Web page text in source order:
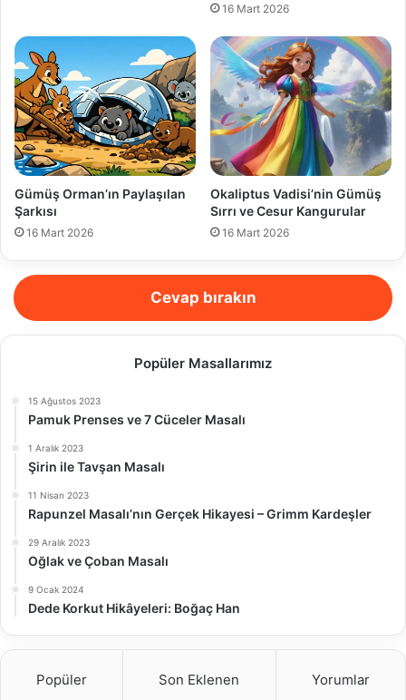
16 Mart 2026
Gümüş Orman’ın Paylaşılan
Şarkısı
16 Mart 2026
Okaliptus Vadisi’nin Gümüş
Sırrı ve Cesur Kangurular
16 Mart 2026
Cevap bırakın
Popüler Masallarımız
15 Ağustos 2023
Pamuk Prenses ve 7 Cüceler Masalı
1 Aralık 2023
Şirin ile Tavşan Masalı
11 Nisan 2023
Rapunzel Masalı’nın Gerçek Hikayesi – Grimm Kardeşler
29 Aralık 2023
Oğlak ve Çoban Masalı
9 Ocak 2024
Dede Korkut Hikâyeleri: Boğaç Han
Popüler Son Eklenen Yorumlar